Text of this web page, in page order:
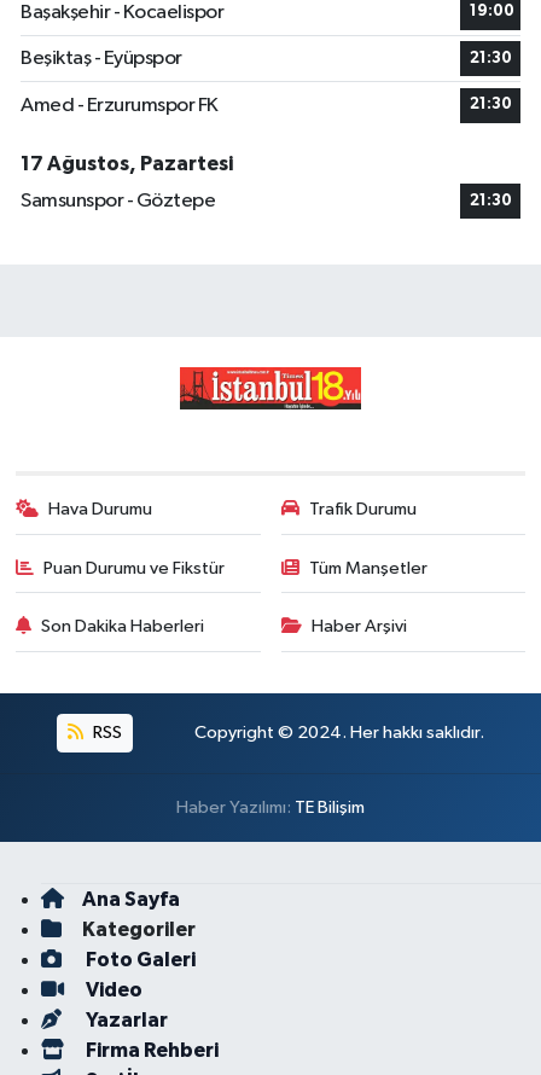
Başakşehir - Kocaelispor
19:00
Beşiktaş - Eyüpspor 21:30
Amed - Erzurumspor FK 21:30
17 Ağustos, Pazartesi
Samsunspor - Göztepe
21:30
Hava Durumu Trafik Durumu
Puan Durumu ve Fikstür Tüm Manşetler
Son Dakika Haberleri Haber Arşivi
RSS Copyright © 2024. Her hakkı saklıdır.
Haber Yazılımı: TE Bilişim
Ana Sayfa
Kategoriler
Foto Galeri
Video
Yazarlar
Firma Rehberi